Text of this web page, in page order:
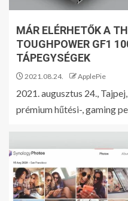
5
MÁR ELÉRHETŐK A
TOUGHPOWER GF1
TÁPEGYSÉGEK
2021.08.24. ApplePie
2021. augusztus 24.,
prémium hűtési-, gaming